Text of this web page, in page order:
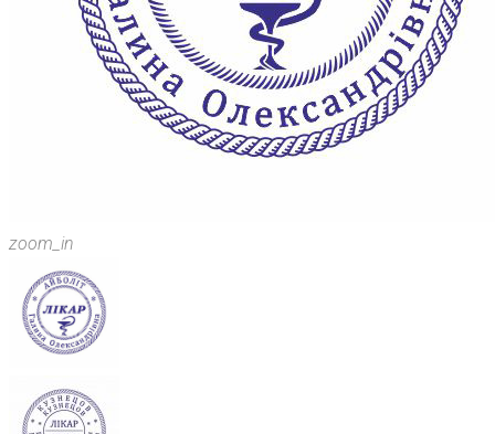
zoom_in